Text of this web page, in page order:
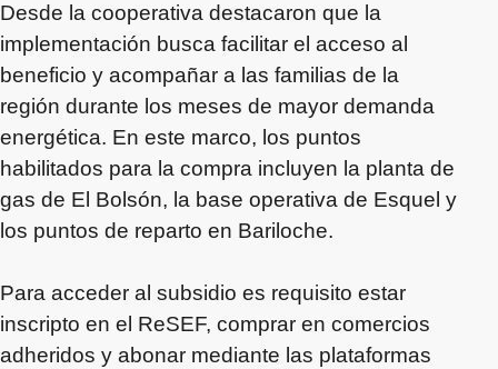
Desde la cooperativa destacaron que la
implementación busca facilitar el acceso al
beneficio y acompañar a las familias de la
región durante los meses de mayor demanda
energética. En este marco, los puntos
habilitados para la compra incluyen la planta de
gas de El Bolsón, la base operativa de Esquel y
los puntos de reparto en Bariloche.
Para acceder al subsidio es requisito estar
inscripto en el ReSEF, comprar en comercios
adheridos y abonar mediante las plataformas